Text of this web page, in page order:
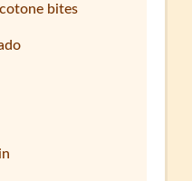
bites